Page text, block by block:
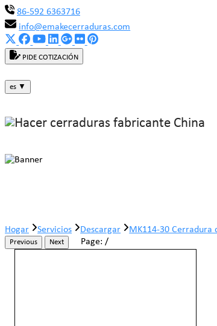
86-592 6363716
info@emakecerraduras.com
PIDE COTIZACIÓN
es ▼
Hogar Servicios Descargar MK114-30 Cerradura
Previous Next Page: /